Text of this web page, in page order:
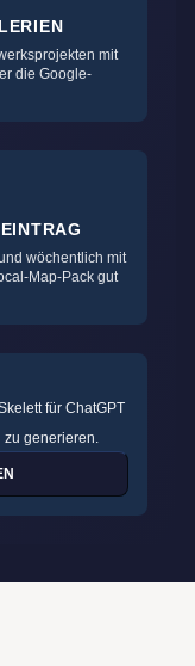
mit
die Google-
wöchentlich mit
Map-Pack gut
für ChatGPT
zu generieren.